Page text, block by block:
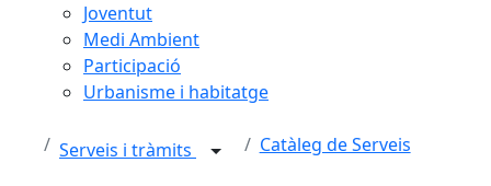
Joventut
Medi Ambient
Participació
Urbanisme i habitatge
Serveis i tràmits Catàleg de Serveis